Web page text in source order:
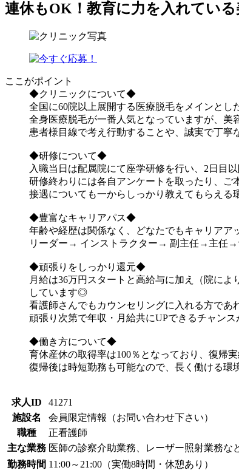
連休もOK！教育に力を入れてい
ここがポイント
◆クリニックについて◆
全国に60院以上展開する医療脱毛をメインとし
全身医療脱毛が一番人気となっていますが、美
患者様目線で考え行動することや、誠実で丁寧
◆研修について◆
入職当日は配属院にて座学研修を行い、2日目
研修終わりには各自アンケートを取ったり、ご
接遇についても一からしっかり教えてもらえる
◆豊富なキャリアパス◆
年齢や経歴は関係なく、どなたでもキャリアア
リーダー→ インストラクター→ 副主任→主任→
◆頑張りをしっかり還元◆
月給は36万円スタートと高給与に加え（院に
しています◎
看護師さんでもカウンセリングに入れる方であ
頑張り次第で年収・月給共にUPできるチャン
◆働き方について◆
育休産休の取得率は100％となっており、復帰
復帰後は時短勤務も可能なので、長く働ける
求人ID
41271
施設名
会員限定情報（お問い合わせ下さい）
職種
正看護師
主な業務 医師の診察介助業務、レーザー照射業務な
勤務時間 11:00～21:00（実働8時間・休憩あり）